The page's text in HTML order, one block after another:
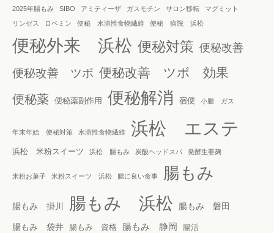
2025年腸もみ SIBO アミティーザ ガスモチン サロン移転
マグミット
リンゼス
ロペミン 便秘 水溶性食物繊維 便秘 病院 浜松
便秘外来 浜松 便秘対策 便秘改善
便秘改善 ツボ 便秘改善 ツボ 効果
便秘薬 便秘薬副作用 便秘解消 宿便 小腸 ガス
年末年始 便秘対策 水溶性食物繊維 浜松 エステ
浜松 米粉スイーツ 浜松 腸もみ 炭酸ヘッドスパ 発酵生姜麹
米粉お菓子 米粉スイーツ 浜松 腸に良い食事 腸もみ
腸もみ 掛川 腸もみ 浜松 腸もみ 磐田
腸もみ 袋井 腸もみ 資格 腸もみ 静岡
腸活